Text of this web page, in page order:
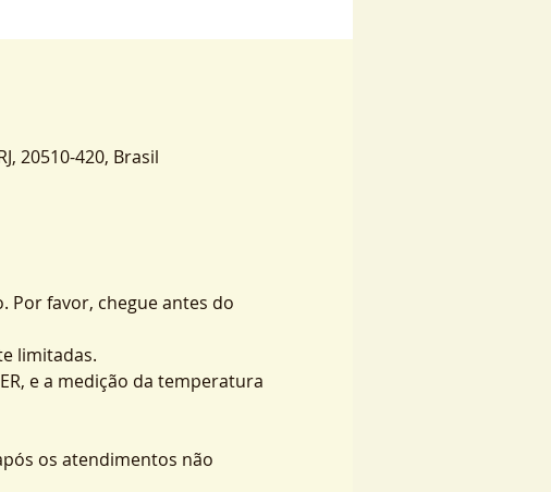
20510-420, Brasil
Por favor, chegue antes do
limitadas.
e a medição da temperatura
os atendimentos não